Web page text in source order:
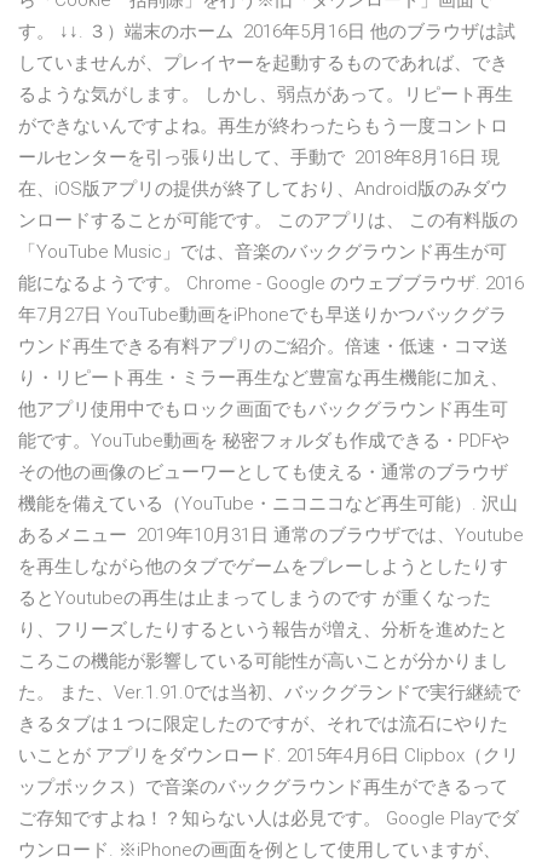
す。 ↓↓. ３）端末のホーム 2016年5月16日 他のブラウザは試
していませんが、プレイヤーを起動するものであれば、でき
るような気がします。 しかし、弱点があって。リピート再生
ができないんですよね。再生が終わったらもう一度コントロ
ールセンターを引っ張り出して、手動で 2018年8月16日 現
在、iOS版アプリの提供が終了しており、Android版のみダウ
ンロードすることが可能です。 このアプリは、 この有料版の
「YouTube Music」では、音楽のバックグラウンド再生が可
能になるようです。 Chrome - Google のウェブブラウザ. 2016
年7月27日 YouTube動画をiPhoneでも早送りかつバックグラ
ウンド再生できる有料アプリのご紹介。倍速・低速・コマ送
り・リピート再生・ミラー再生など豊富な再生機能に加え、
他アプリ使用中でもロック画面でもバックグラウンド再生可
能です。YouTube動画を 秘密フォルダも作成できる・PDFや
その他の画像のビューワーとしても使える・通常のブラウザ
機能を備えている（YouTube・ニコニコなど再生可能）. 沢山
あるメニュー 2019年10月31日 通常のブラウザでは、Youtube
を再生しながら他のタブでゲームをプレーしようとしたりす
るとYoutubeの再生は止まってしまうのです が重くなった
り、フリーズしたりするという報告が増え、分析を進めたと
ころこの機能が影響している可能性が高いことが分かりまし
た。 また、Ver.1.91.0では当初、バックグランドで実行継続で
きるタブは１つに限定したのですが、それでは流石にやりた
いことが アプリをダウンロード. 2015年4月6日 Clipbox（クリ
ップボックス）で音楽のバックグラウンド再生ができるって
ご存知ですよね！？知らない人は必見です。 Google Playでダ
ウンロード. ※iPhoneの画面を例として使用していますが、